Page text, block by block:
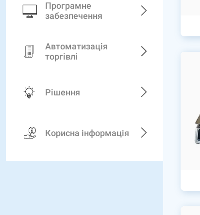
Програмне
забезпечення
Автоматизація
торгівлі
Рішення
Корисна інформація